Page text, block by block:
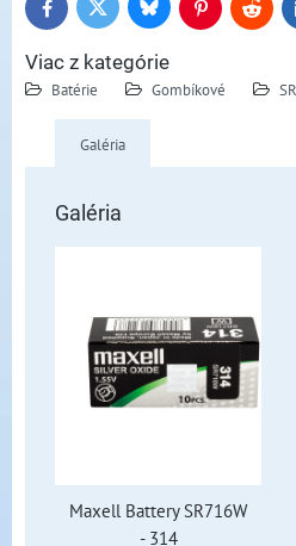
FacebookTwitter BlueskyPinterestReddit
Viac z kategórie
Batérie Gombíkové SR
Galéria
Galéria
Maxell Battery SR716W
- 314